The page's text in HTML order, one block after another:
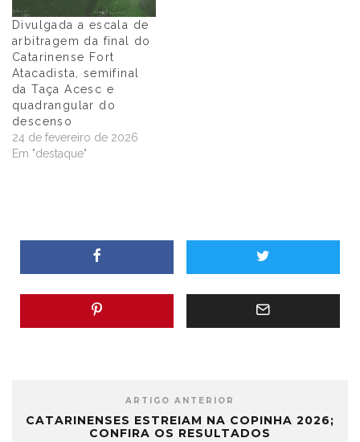
Divulgada a escala de
arbitragem da final do
Catarinense Fort
Atacadista, semifinal
da Taça Acesc e
quadrangular do
descenso
24 de fevereiro de 2026
Em "destaque"
ARTIGO ANTERIOR
CATARINENSES ESTREIAM NA COPINHA 2026;
CONFIRA OS RESULTADOS